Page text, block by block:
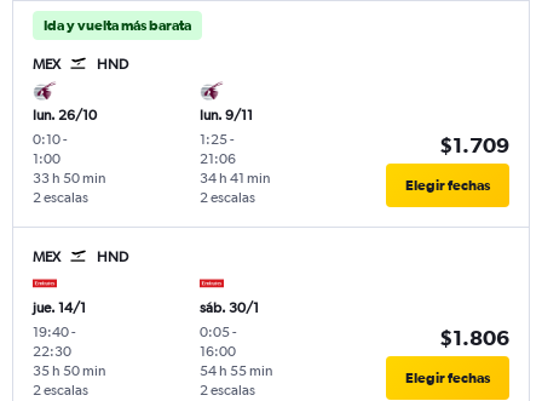
Ida y vuelta más barata
MEX HND
lun. 26/10
0:10-
1:00
2 escalas
33 h 50 min
lun. 9/11
1:25-
21:06
2 escalas
34 h 41 min
$1.709
Elegir fechas
MEX HND
jue. 14/1
19:40-
22:30
2 escalas
35 h 50 min
sáb. 30/1
0:05-
16:00
2 escalas
54 h 55 min
$1.806
Elegir fechas